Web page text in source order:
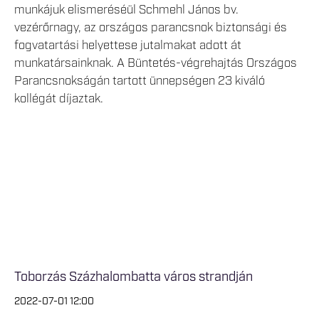
munkájuk elismeréséül Schmehl János bv.
vezérőrnagy, az országos parancsnok biztonsági és
fogvatartási helyettese jutalmakat adott át
munkatársainknak. A Büntetés-végrehajtás Országos
Parancsnokságán tartott ünnepségen 23 kiváló
kollégát díjaztak.
Toborzás Százhalombatta város strandján
2022-07-01 12:00